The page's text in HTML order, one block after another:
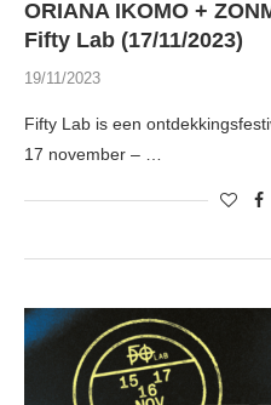
ORIANA IKOMO +
Fifty Lab (17/11/2023)
19/11/2023
Fifty Lab is een
17 november – …